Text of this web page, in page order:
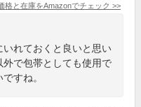
格と在庫をAmazonでチェック >>
れておくと良いと思い
外で包帯としても使用で
すね。